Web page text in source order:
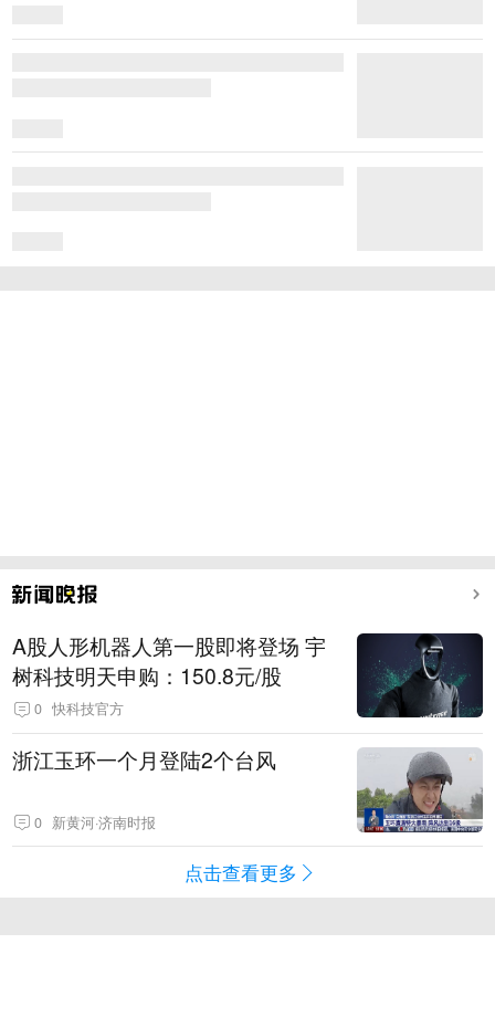
A股人形机器人第一股即将登场 宇
树科技明天申购：150.8元/股
0 快科技官方
浙江玉环一个月登陆2个台风
0 新黄河·济南时报
点击查看更多